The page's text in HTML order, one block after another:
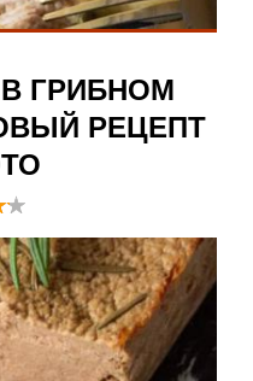
ГРИБНОМ
РЕЦЕПТ